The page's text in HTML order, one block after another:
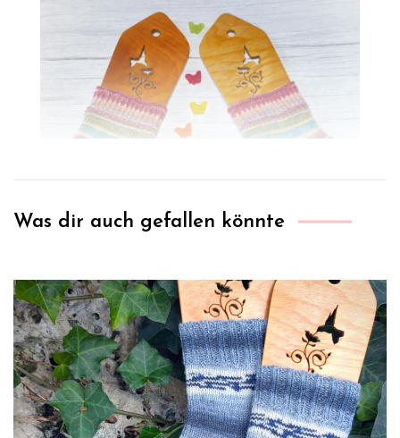
Was dir auch gefallen könnte